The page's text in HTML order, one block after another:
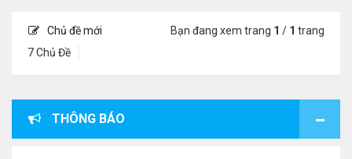
Chủ đề mới
7 Chủ Đề
Bạn đang xem trang 1 / 1 trang
THÔNG BÁO